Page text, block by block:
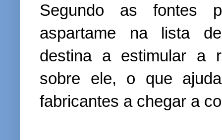
Segundo as fontes
aspartame na lista
destina a estimular a
sobre ele, o que
fabricantes a chegar a